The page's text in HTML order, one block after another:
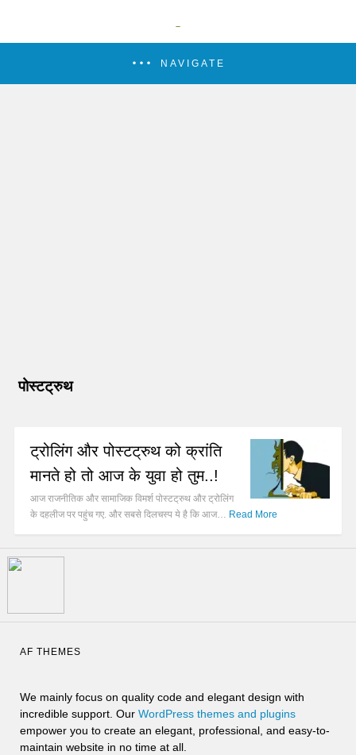
NAVIGATE
पोस्टट्रुथ
ट्रोलिंग और पोस्टट्रुथ को क्रांति
मानते हो तो आज के युवा हो तुम..!
आज राजनीतिक और सामाजिक विमर्श पोस्टट्रुथ और ट्रोलिंग
के दहलीज पर पहुंच गए. और सबसे दिलचस्प ये है कि आज… Read More
AF THEMES
We mainly focus on quality code and elegant design with
incredible support. Our WordPress themes and plugins
empower you to create an elegant, professional, and easy-to-
maintain website in no time at all.